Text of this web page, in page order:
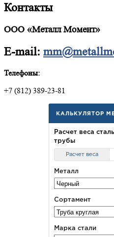
Контакты
ООО «Металл Момент»
E-mail:
Телефоны:
+7 (812) 389-23-81